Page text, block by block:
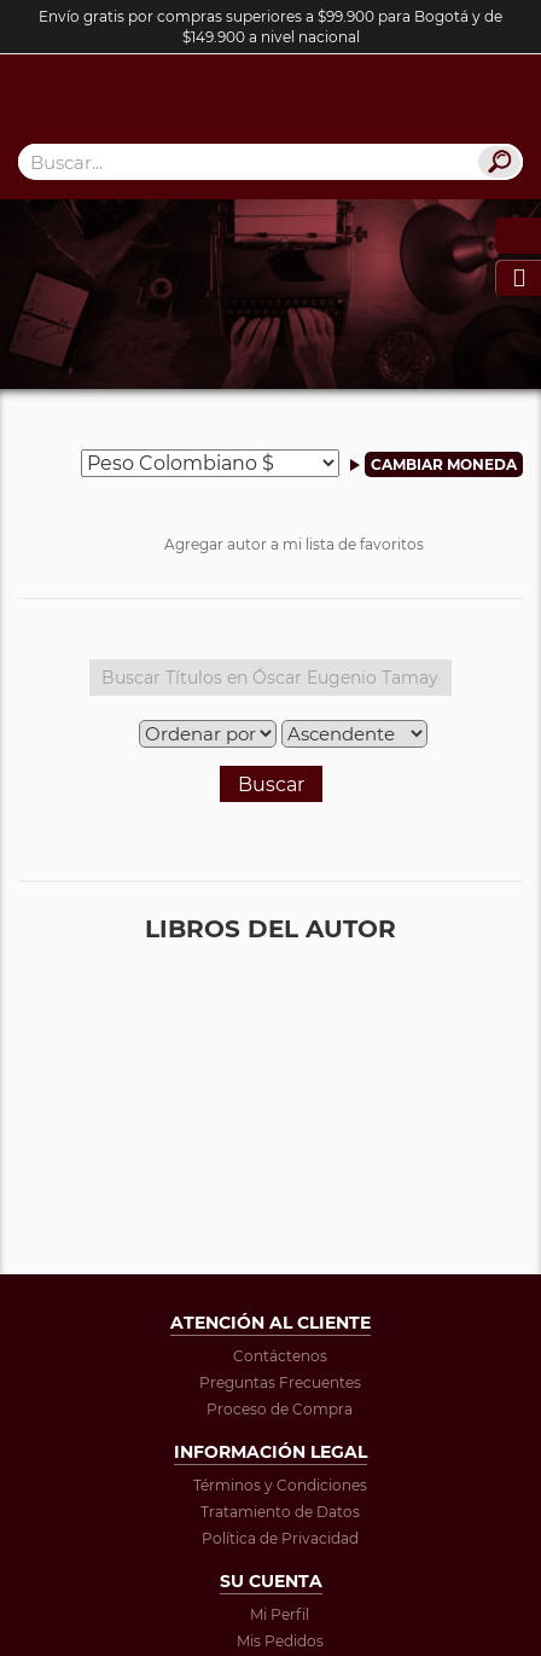
Envío gratis por compras superiores a $99.900 para Bogotá y de
$149.900 a nivel nacional

Agregar autor a mi lista de favoritos
Buscar
LIBROS DEL AUTOR
ATENCIÓN AL CLIENTE
Contáctenos
Preguntas Frecuentes
Proceso de Compra
INFORMACIÓN LEGAL
Términos y Condiciones
Tratamiento de Datos
Política de Privacidad
SU CUENTA
Mi Perfil
Mis Pedidos